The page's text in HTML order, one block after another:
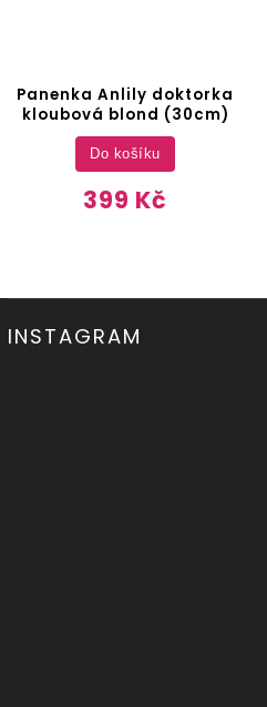
Panenka Anlily doktorka
kloubová blond (30cm)
399 Kč
Do košíku
INSTAGRAM